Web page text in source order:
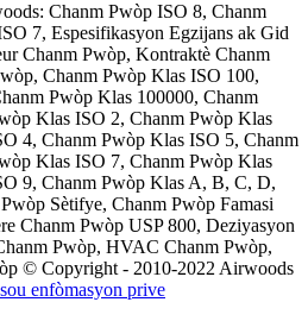
Chanm Pwòp ISO 8, Chanm
7, Espesifikasyon Egzijans ak Gid
Chanm Pwòp, Kontraktè Chanm
Chanm Pwòp Klas ISO 100,
Pwòp Klas 100000, Chanm
Klas ISO 2, Chanm Pwòp Klas
4, Chanm Pwòp Klas ISO 5, Chanm
Klas ISO 7, Chanm Pwòp Klas
9, Chanm Pwòp Klas A, B, C, D,
Sètifye, Chanm Pwòp Famasi
Chanm Pwòp USP 800, Deziyasyon
Pwòp, HVAC Chanm Pwòp,
© Copyright - 2010-2022 Airwoods
enfòmasyon prive